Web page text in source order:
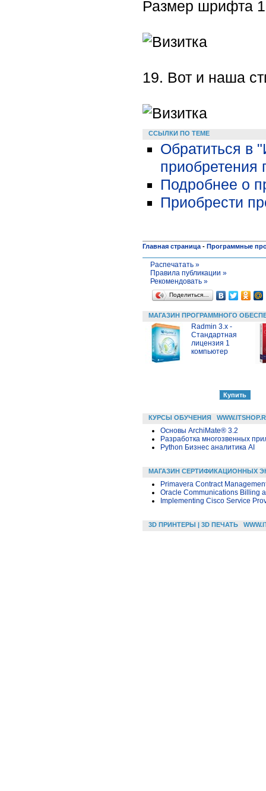
Размер шрифта
19. Вот и наша
ССЫЛКИ ПО ТЕМЕ
Обратиться в
приобретения
Подробнее о
Приобрести
Главная страница - Программные
Распечатать »
Правила публикации »
Рекомендовать »
Поделиться…
МАГАЗИН ПРОГРАММНОГО
Radmin 3.x -
Стандартная
лицензия 1
компьютер
КУРСЫ ОБУЧЕНИЯ
Основы ArchiMate® 3.2
Разработка многозвенных
Python Бизнес аналитика AI
МАГАЗИН СЕРТИФИКАЦИОННЫХ
Primavera Contract
Oracle Communications Billing
Implementing Cisco Service
3D ПРИНТЕРЫ | 3D ПЕЧАТЬ